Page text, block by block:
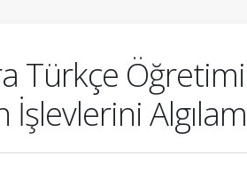
Türkçe
İşlevlerini